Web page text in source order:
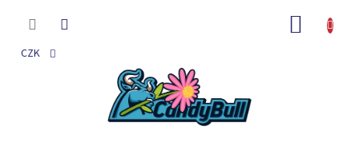
CZK